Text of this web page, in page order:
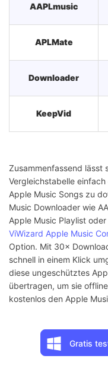
AAPLmusic
APLMate
Downloader
KeepVid
Audacity
Zusammenfassend lässt
Vergleichstabelle
Apple Music Songs zu
Music Downloader wie
Apple Music Playlist
ViWizard Apple Music
Option. Mit 30×
schnell in einem Klick
diese ungeschütztes
übertragen, um sie
kostenlos den Apple
Gratis